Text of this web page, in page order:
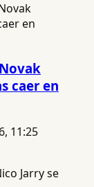
caer en
11:25